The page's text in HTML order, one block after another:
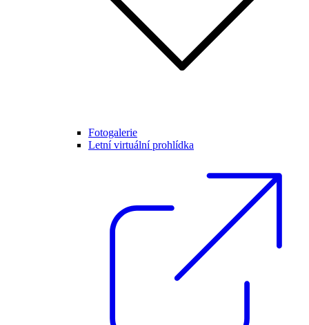
Fotogalerie
Letní virtuální prohlídka